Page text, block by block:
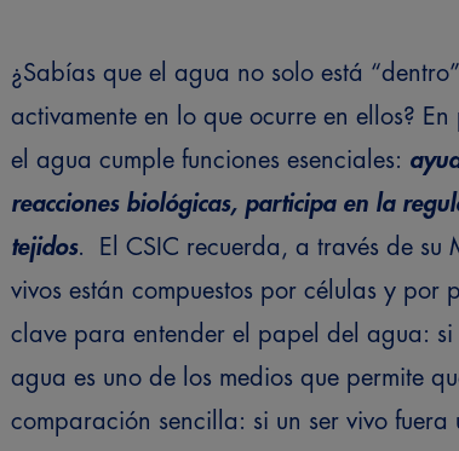
¿Sabías que el agua no solo está
activamente en lo que ocurre en ellos?
el agua cumple funciones esenciales:
reacciones biológicas, participa en la
tejidos.
El CSIC recuerda, a través de su
vivos están compuestos por células y
clave para entender el papel del agua:
agua es uno de los medios que permite
comparación sencilla: si un ser vivo